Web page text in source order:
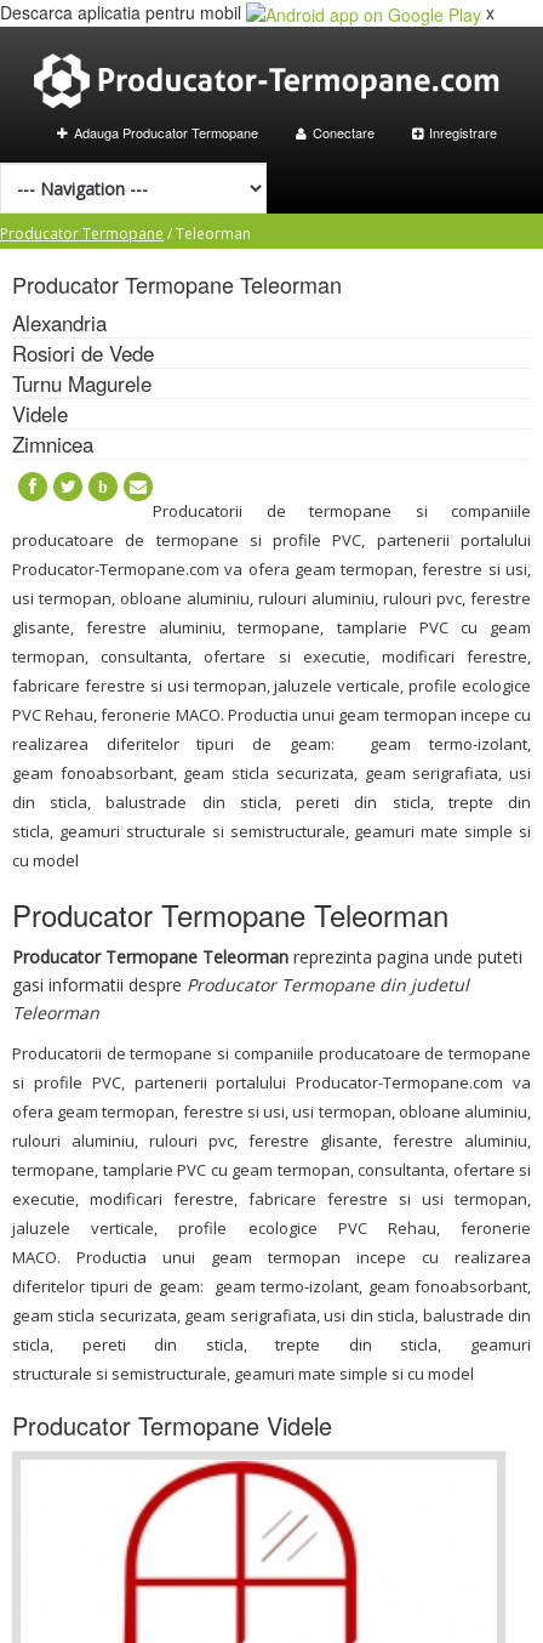
Descarca aplicatia pentru mobil x
Adauga Producator Termopane Conectare Inregistrare
Producator Termopane /Teleorman
Producator TermopaneTeleorman
Alexandria
Rosiori de Vede
Turnu Magurele
Videle
Zimnicea
b
Producatorii de termopane si companiile
producatoare de termopane si profile PVC, partenerii portalului
Producator-Termopane.com va ofera geam termopan, ferestre si usi,
usi termopan, obloane aluminiu, rulouri aluminiu, rulouri pvc, ferestre
glisante, ferestre aluminiu, termopane, tamplarie PVC cu geam
termopan, consultanta, ofertare si executie, modificari ferestre,
fabricare ferestre si usi termopan, jaluzele verticale, profile ecologice
PVC Rehau, feronerie MACO. Productia unui geam termopan incepe cu
realizarea diferitelor tipuri de geam: geam termo-izolant,
geam fonoabsorbant, geam sticla securizata, geam serigrafiata, usi
din sticla, balustrade din sticla, pereti din sticla, trepte din
sticla, geamuri structurale si semistructurale, geamuri mate simple si
cu model
Producator Termopane Teleorman
Producator Termopane Teleorman reprezinta pagina unde puteti
gasi informatii despre Producator Termopane din judetul
Teleorman
Producatorii de termopane si companiile producatoare de termopane
si profile PVC, partenerii portalului Producator-Termopane.com va
ofera geam termopan, ferestre si usi, usi termopan, obloane aluminiu,
rulouri aluminiu, rulouri pvc, ferestre glisante, ferestre aluminiu,
termopane, tamplarie PVC cu geam termopan, consultanta, ofertare si
executie, modificari ferestre, fabricare ferestre si usi termopan,
jaluzele verticale, profile ecologice PVC Rehau, feronerie
MACO. Productia unui geam termopan incepe cu realizarea
diferitelor tipuri de geam: geam termo-izolant, geam fonoabsorbant,
geam sticla securizata, geam serigrafiata, usi din sticla, balustrade din
sticla, pereti din sticla, trepte din sticla, geamuri
structurale si semistructurale, geamuri mate simple si cu model
Producator Termopane Videle